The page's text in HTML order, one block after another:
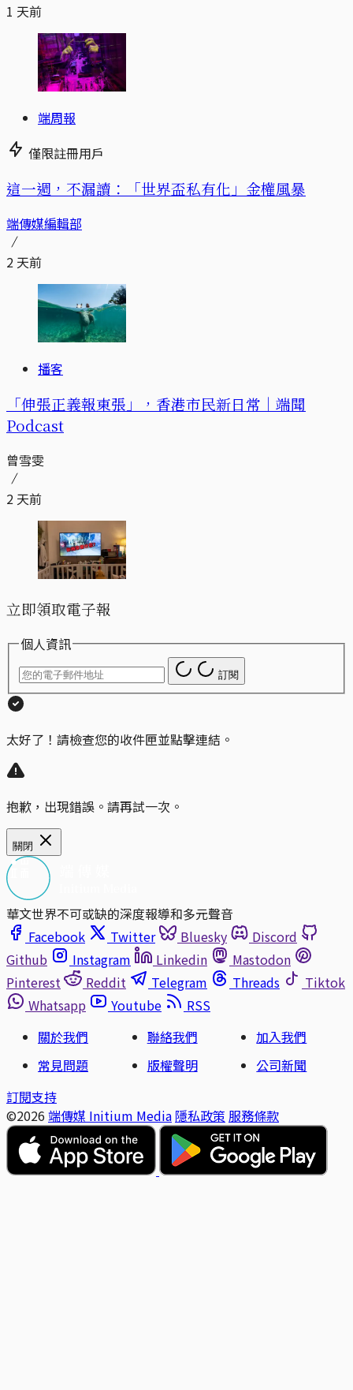
1 天前
端周報
僅限註冊用戶
這一週，不漏讀：「世界盃私有化」金權風暴
端傳媒編輯部
2 天前
播客
「伸張正義報東張」，香港市民新日常｜端聞
Podcast
曾雪雯
2 天前
立即領取電子報
個人資訊
訂閱
太好了！請檢查您的收件匣並點擊連結。
抱歉，出現錯誤。請再試一次。
關閉
華文世界不可或缺的深度報導和多元聲音
Facebook
Twitter Bluesky
Discord
Github
Instagram Linkedin
Mastodon
Pinterest
Reddit Telegram Threads
Tiktok
Whatsapp
Youtube
RSS
關於我們
聯絡我們
加入我們
常見問題
版權聲明
公司新聞
訂閱支持
©2026 端傳媒 Initium Media 隱私政策 服務條款